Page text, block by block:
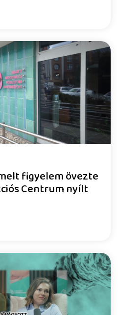
figyelem övezte
Centrum nyílt